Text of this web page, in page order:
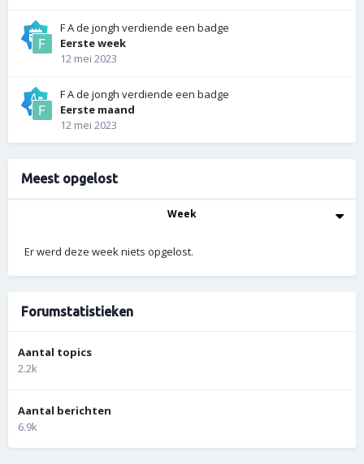
F A de jongh verdiende een badge
Eerste week
12 mei 2023
F A de jongh verdiende een badge
Eerste maand
12 mei 2023
Meest opgelost
Week
Er werd deze week niets opgelost.
Forumstatistieken
Aantal topics
2.2k
Aantal berichten
6.9k